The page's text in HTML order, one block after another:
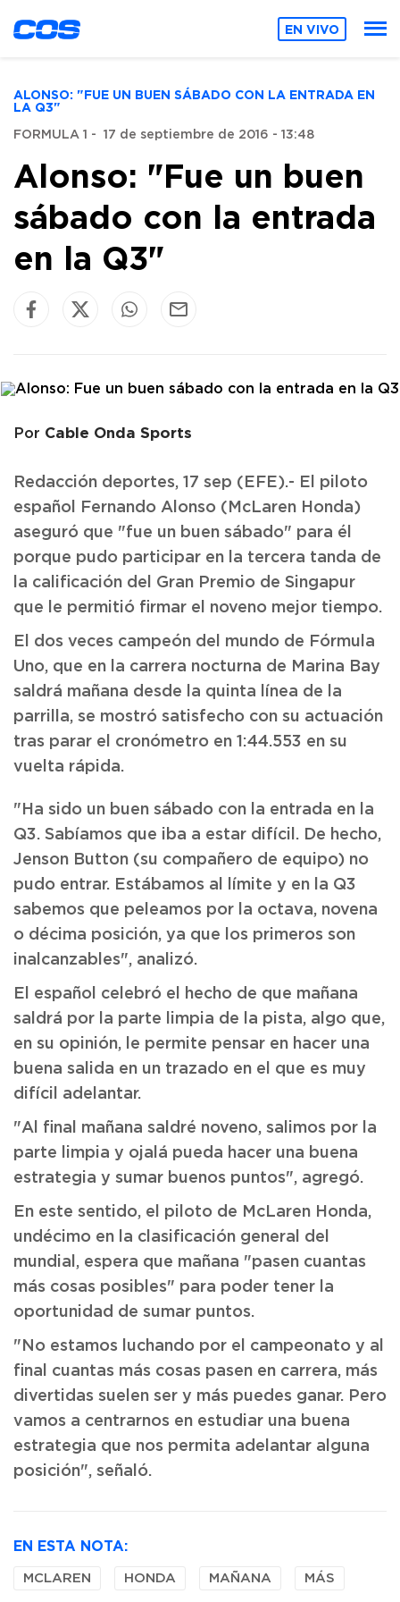
EN VIVO
ALONSO: "FUE UN BUEN SÁBADO CON LA ENTRADA EN
LA Q3"
FORMULA 1 - 17 de septiembre de 2016 - 13:48
Alonso: "Fue un buen
sábado con la entrada
en la Q3"
Por Cable Onda Sports
Redacción deportes, 17 sep (EFE).- El piloto
español Fernando Alonso (McLaren Honda)
aseguró que "fue un buen sábado" para él
porque pudo participar en la tercera tanda de
la calificación del Gran Premio de Singapur
que le permitió firmar el noveno mejor tiempo.
El dos veces campeón del mundo de Fórmula
Uno, que en la carrera nocturna de Marina Bay
saldrá mañana desde la quinta línea de la
parrilla, se mostró satisfecho con su actuación
tras parar el cronómetro en 1:44.553 en su
vuelta rápida.
"Ha sido un buen sábado con la entrada en la
Q3. Sabíamos que iba a estar difícil. De hecho,
Jenson Button (su compañero de equipo) no
pudo entrar. Estábamos al límite y en la Q3
sabemos que peleamos por la octava, novena
o décima posición, ya que los primeros son
inalcanzables", analizó.
El español celebró el hecho de que mañana
saldrá por la parte limpia de la pista, algo que,
en su opinión, le permite pensar en hacer una
buena salida en un trazado en el que es muy
difícil adelantar.
"Al final mañana saldré noveno, salimos por la
parte limpia y ojalá pueda hacer una buena
estrategia y sumar buenos puntos", agregó.
En este sentido, el piloto de McLaren Honda,
undécimo en la clasificación general del
mundial, espera que mañana "pasen cuantas
más cosas posibles" para poder tener la
oportunidad de sumar puntos.
"No estamos luchando por el campeonato y al
final cuantas más cosas pasen en carrera, más
divertidas suelen ser y más puedes ganar. Pero
vamos a centrarnos en estudiar una buena
estrategia que nos permita adelantar alguna
posición", señaló.
EN ESTA NOTA:
MCLAREN HONDA MAÑANA MÁS